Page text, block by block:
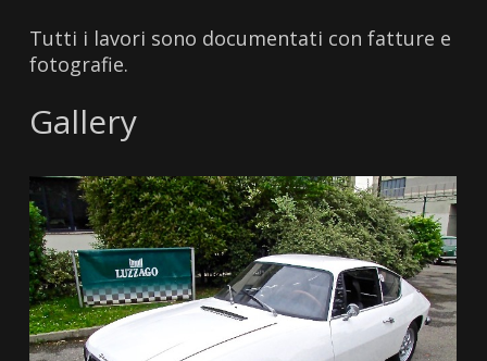
Tutti i lavori sono documentati con fatture e
fotografie.
Gallery